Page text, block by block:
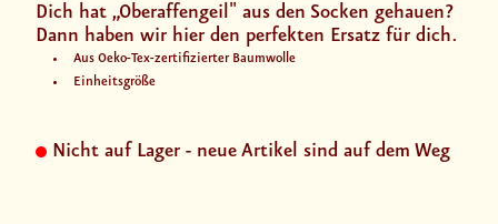
Dich hat „Oberaffengeil" aus den Socken gehauen?
Dann haben wir hier den perfekten Ersatz für dich.
Aus Oeko-Tex-zertifizierter Baumwolle
Einheitsgröße
Nicht auf Lager - neue Artikel sind auf dem Weg